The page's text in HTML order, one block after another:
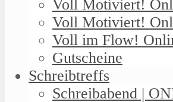
Voll Motiviert!
Voll Motiviert!
Voll im Flow!
Gutscheine
Schreibtreffs
Schreibabend |